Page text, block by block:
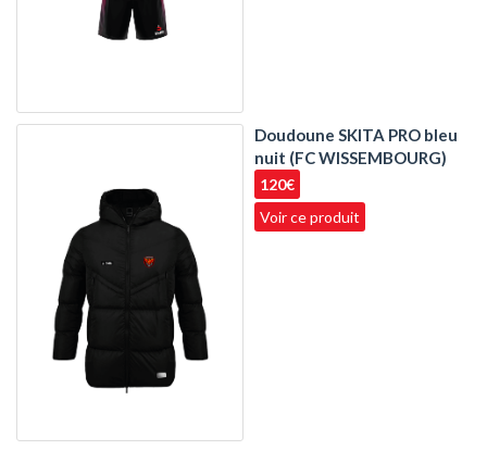
Doudoune SKITA PRO bleu
nuit (FC WISSEMBOURG)
120€
Voir ce produit